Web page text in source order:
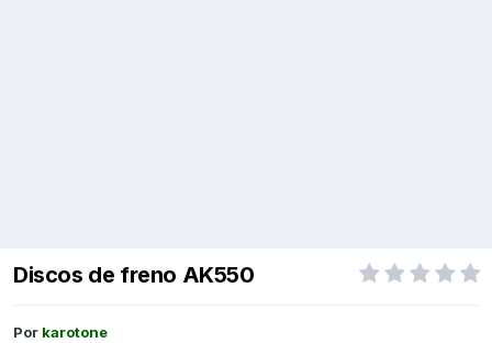
Discos de freno AK550
Por karotone